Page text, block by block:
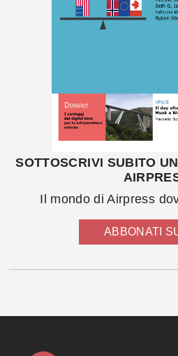
SOTTOSCRIVI SUBITO
Il mondo di Airpress
ABBONATI